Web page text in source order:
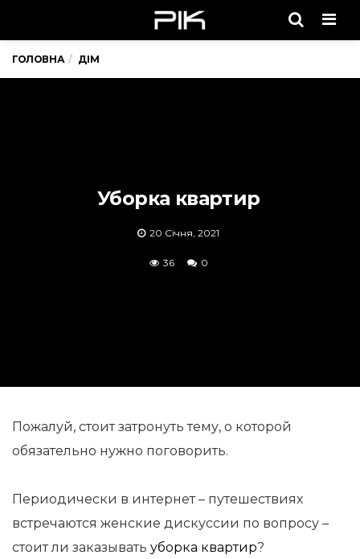
ГОЛОВНА ДІМ
Уборка квартир
20 Січня, 2021
36 0
Пожалуй, стоит затронуть тему, о которой
обязательно нужно поговорить.
Периодически в интернет – путешествиях
встречаются женские дискуссии по вопросу –
стоит ли заказывать уборка квартир?